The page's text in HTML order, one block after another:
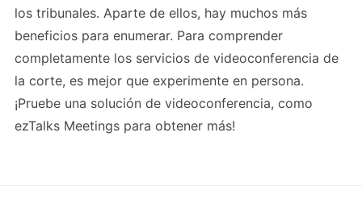
los tribunales. Aparte de ellos, hay muchos más
beneficios para enumerar. Para comprender
completamente los servicios de videoconferencia de
la corte, es mejor que experimente en persona.
¡Pruebe una solución de videoconferencia, como
ezTalks Meetings para obtener más!